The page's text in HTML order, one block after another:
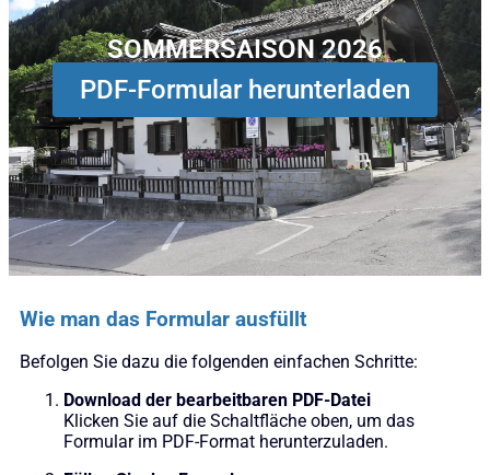
SOMMERSAISON 2026
PDF-Formular herunterladen
Wie man das Formular ausfüllt
Befolgen Sie dazu die folgenden einfachen Schritte:
Download der bearbeitbaren PDF-Datei
Klicken Sie auf die Schaltfläche oben, um das
Formular im PDF-Format herunterzuladen.